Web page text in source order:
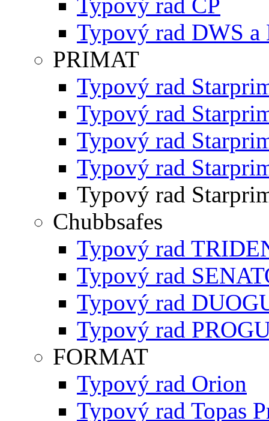
Typový rad DWS a
PRIMAT
Typový rad
Typový rad
Typový rad
Typový rad
Typový rad
Chubbsafes
Typový rad
Typový rad
Typový rad
Typový rad
FORMAT
Typový rad Orion
Typový rad Topas